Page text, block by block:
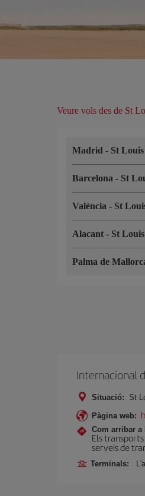
Veure vols des de St
Madrid - St Louis
Barcelona - St
València - St
Alacant - St Louis
Palma de
Internacional
Situació: St
Pàgina web:
Com arribar a
Els
serveis de
Terminals: